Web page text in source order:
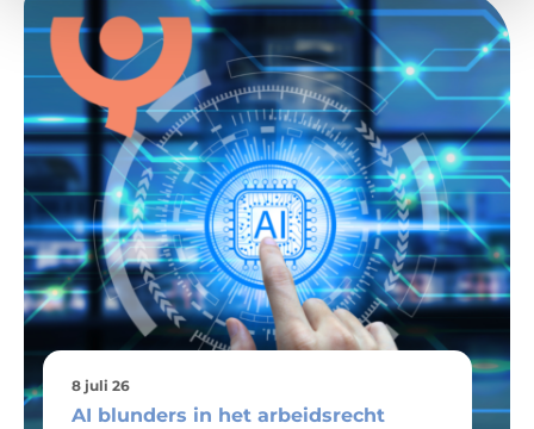
8 juli 26
AI blunders in het arbeidsrecht